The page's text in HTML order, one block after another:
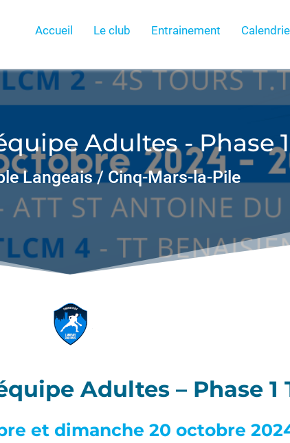
Accueil Le club Entrainement
Adultes - Phase
Langeais / Cinq-Mars-la-Pile
Adultes – Phase 1
et dimanche 20 octobre